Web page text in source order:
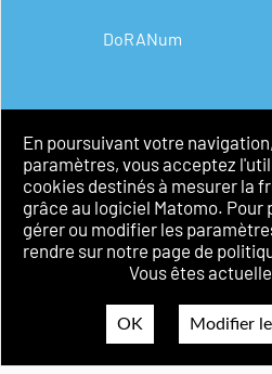
DoRANum
En poursuivant votre
paramètres, vous acceptez
cookies destinés à mesurer la
grâce au logiciel Matomo. Pour
gérer ou modifier les
rendre sur notre page de
Vous êtes
OK Modifier